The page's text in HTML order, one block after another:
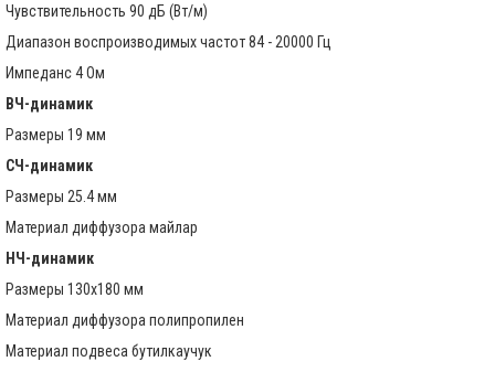
Чувствительность 90 дБ (Вт/м)
Диапазон воспроизводимых частот 84 - 20000 Гц
Импеданс 4 Ом
ВЧ-динамик
Размеры 19 мм
СЧ-динамик
Размеры 25.4 мм
Материал диффузора майлар
НЧ-динамик
Размеры 130x180 мм
Материал диффузора полипропилен
Материал подвеса бутилкаучук